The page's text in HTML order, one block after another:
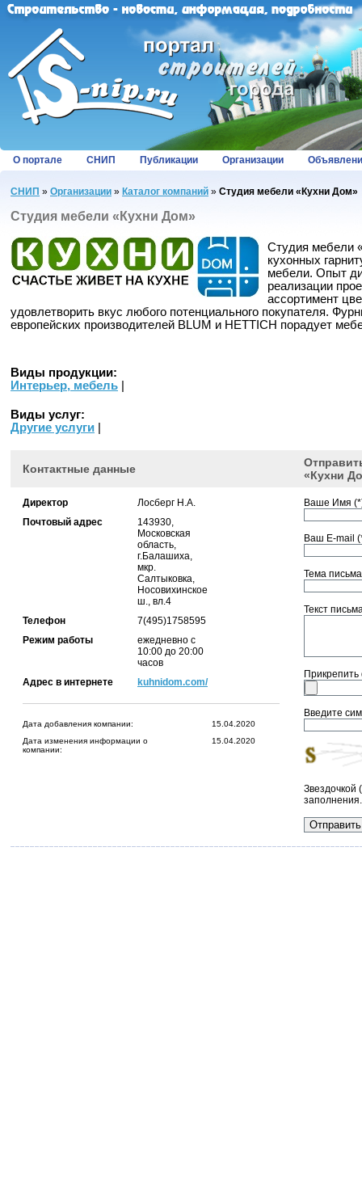
О портале СНИП Публикации Организации
СНИП » Организации » Каталог компаний » Студия мебели «Кухни Дом»
Студия мебели «Кухни Дом»
Студия мебели
кухонных
мебели. Опыт
реализации
ассортимент
удовлетворить вкус любого потенциального покупателя.
европейских производителей BLUM и HETTICH порадует
Виды продукции:
Интерьер, мебель
Виды услуг:
Другие услуги
Контактные данные
«Кухни
Директор
Лосберг Н.А.
Почтовый адрес
143930,
Московская
область,
г.Балашиха,
мкр.
Салтыковка,
Носовихинское
ш., вл.4
Телефон
7(495)1758595
Режим работы
ежедневно c
10:00 до 20:00
часов
Адрес в интернете
kuhnidom.com/
Дата добавления компании:
15.04.2020
Дата изменения информации о
компании:
15.04.2020
Ваше Имя
Ваш E-mail
Тема
Текст
Введите
Звездочкой
заполнения.